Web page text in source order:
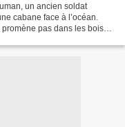
un ancien soldat
cabane face à l’océan.
pas dans les bois